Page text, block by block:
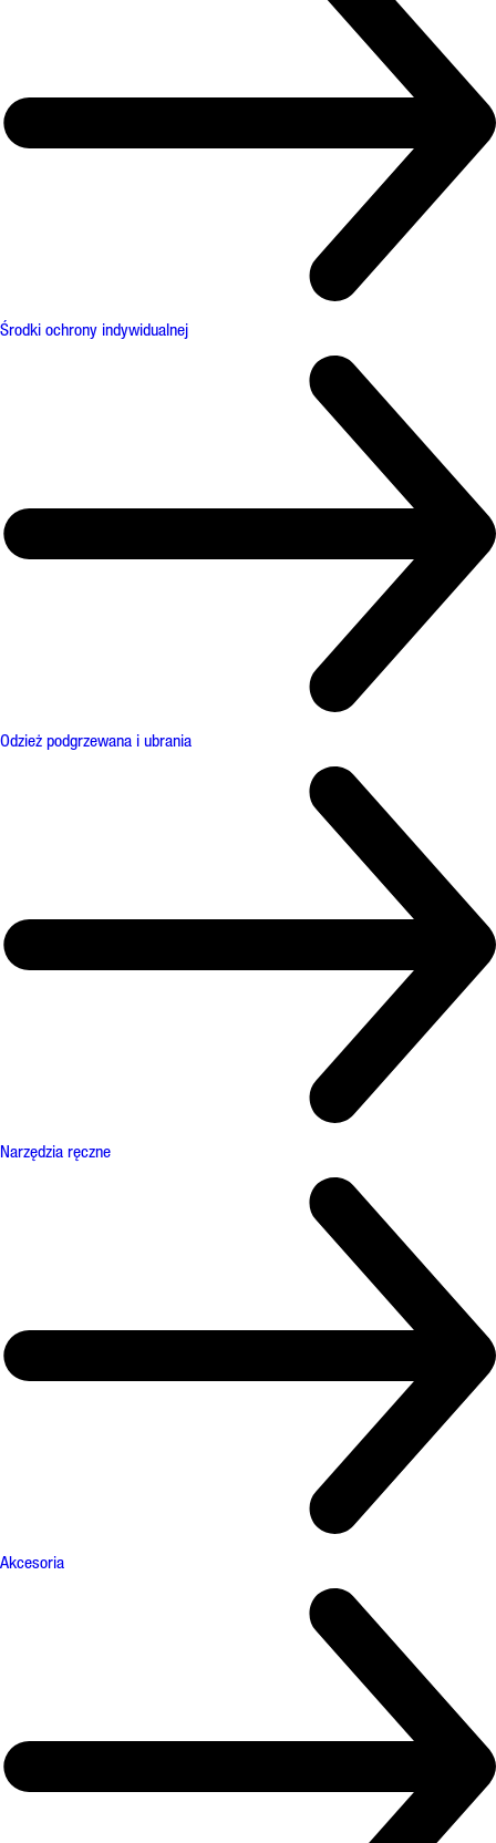
Środki ochrony indywidualnej
Odzież podgrzewana i ubrania
Narzędzia ręczne
Akcesoria